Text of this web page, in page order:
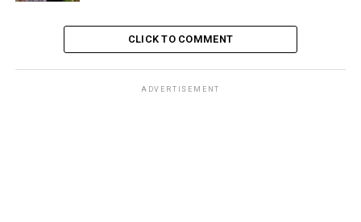
CLICK TO COMMENT
ADVERTISEMENT